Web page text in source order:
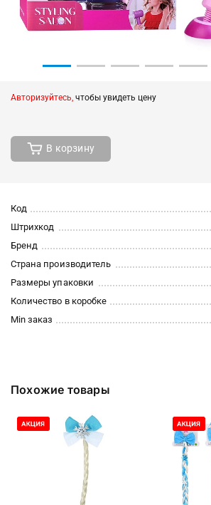
Авторизуйтесь, чтобы увидеть цену
В корзину
Код
Штрихкод
Бренд
Страна производитель
Размеры упаковки
Количество в коробке
Min заказ
Похожие товары